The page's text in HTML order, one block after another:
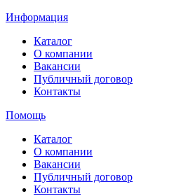
Информация
Каталог
О компании
Вакансии
Публичный договор
Контакты
Помощь
Каталог
О компании
Вакансии
Публичный договор
Контакты